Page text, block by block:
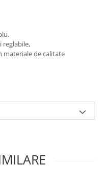
reglabile,
materiale de calitate